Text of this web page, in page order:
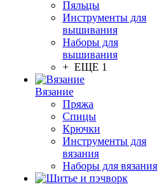
Пяльцы
Инструменты для
вышивания
Наборы для
вышивания
+ ЕЩЕ 1
Вязание
Пряжа
Спицы
Крючки
Инструменты для
вязания
Наборы для вязания